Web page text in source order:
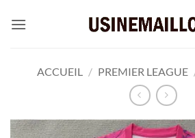
ACCUEIL / PREMIER LEAGUE